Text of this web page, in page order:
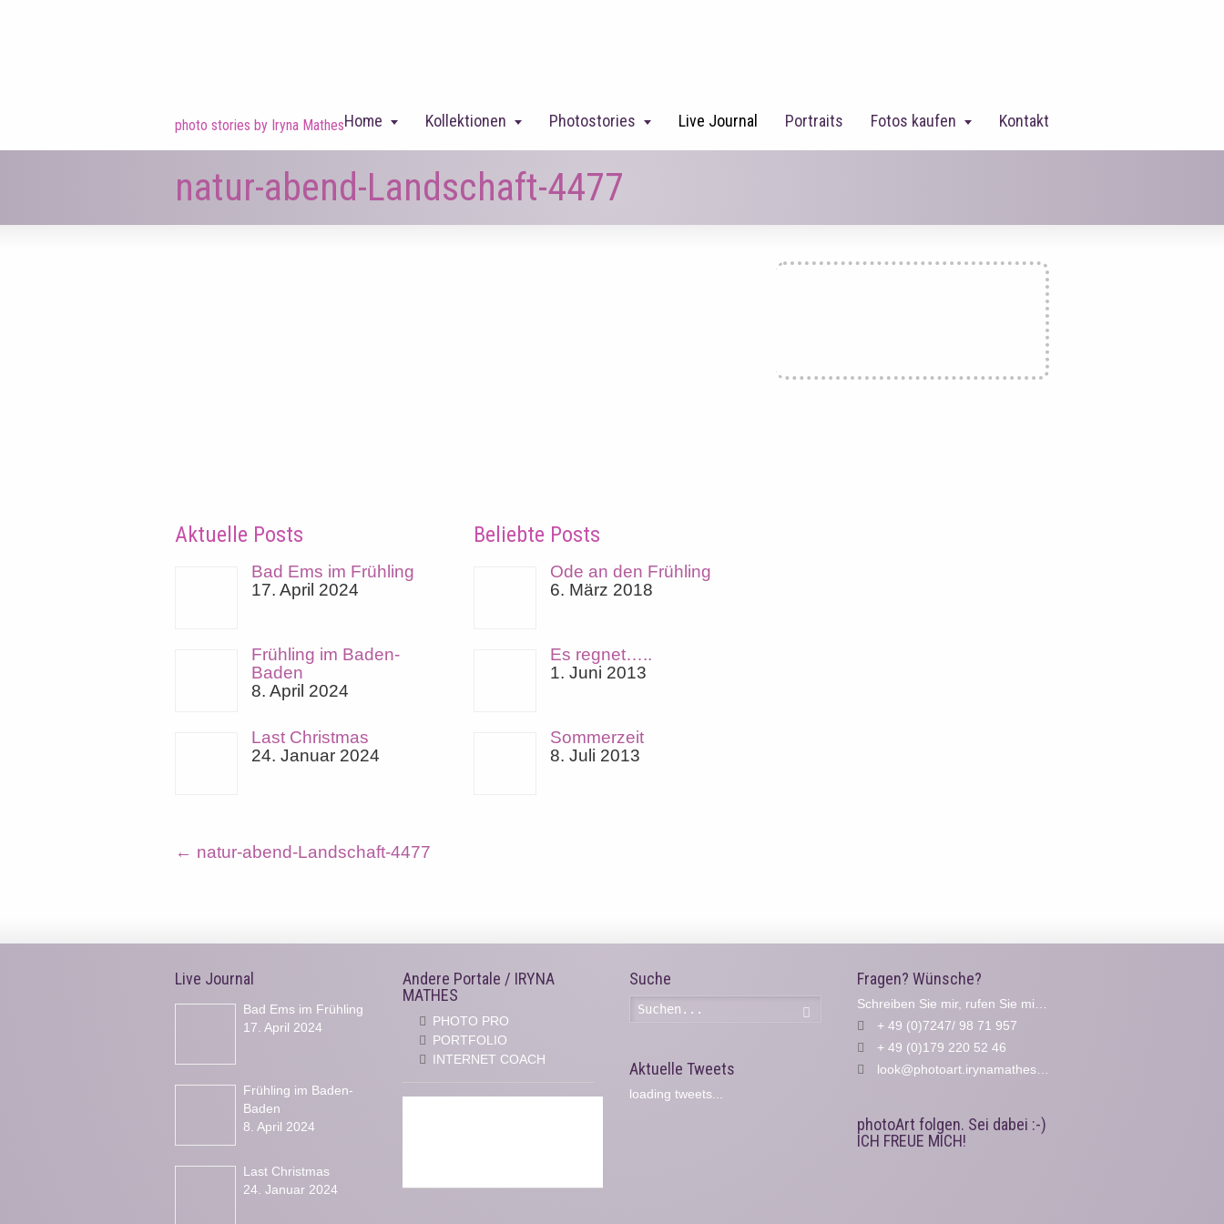
photo stories by Iryna MathesHome Kollektionen Photostories Live Journal Portraits Fotos kaufen Kontakt
natur-abend-Landschaft-4477
Aktuelle Posts
Bad Ems im Frühling
17. April 2024
Frühling im Baden-
Baden
8. April 2024
Last Christmas
24. Januar 2024
Beliebte Posts
Ode an den Frühling
6. März 2018
Es regnet…..
1. Juni 2013
Sommerzeit
8. Juli 2013
← natur-abend-Landschaft-4477
Live Journal
Bad Ems im Frühling
17. April 2024
Frühling im Baden-
Baden
8. April 2024
Last Christmas
24. Januar 2024
Andere Portale / IRYNA
MATHES
PHOTO PRO
PORTFOLIO
INTERNET COACH
Suche
Aktuelle Tweets
loading tweets...
Fragen? Wünsche?
Schreiben Sie mir, rufen Sie mich an...
+ 49 (0)7247/ 98 71 957
+ 49 (0)179 220 52 46
look@photoart.irynamathes.de
photoArt folgen. Sei dabei :-)
ICH FREUE MICH!